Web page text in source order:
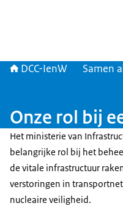
DCC-IenW Samen
Onze rol bij
Het ministerie van
belangrijke rol bij het
de vitale infrastructuur
verstoringen in
nucleaire veiligheid.